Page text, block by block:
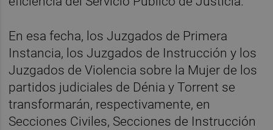
En esa fecha, los Juzgados de Primera
Instancia, los Juzgados de Instrucción y los
Juzgados de Violencia sobre la Mujer de los
partidos judiciales de Dénia y Torrent se
transformarán, respectivamente, en
Secciones Civiles, Secciones de Instrucción